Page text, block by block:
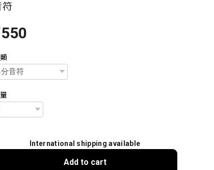
符
International shipping available
Add to cart